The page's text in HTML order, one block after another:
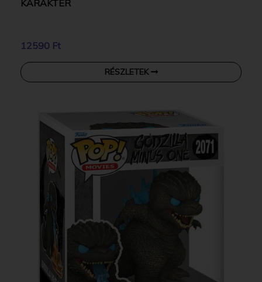
KARAKTER
12590 Ft
RÉSZLETEK